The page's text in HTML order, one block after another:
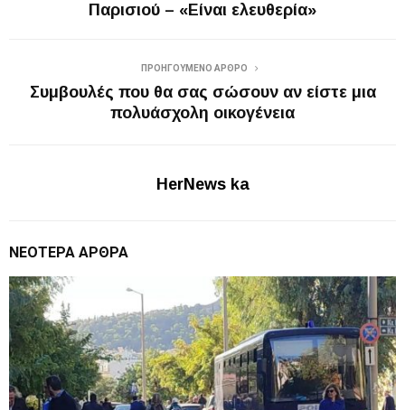
Παρισιού – «Είναι ελευθερία»
ΠΡΟΗΓΟΎΜΕΝΟ ΆΡΘΡΟ
Συμβουλές που θα σας σώσουν αν είστε μια
πολυάσχολη οικογένεια
HerNews ka
ΝΕΌΤΕΡΑ ΆΡΘΡΑ